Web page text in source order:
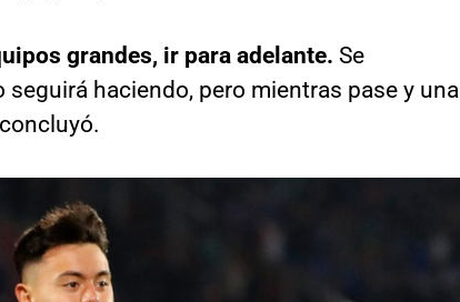
grandes, ir para adelante. Se
haciendo, pero mientras pase y una